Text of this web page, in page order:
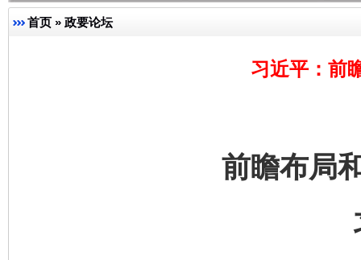
首页 » 政要论坛
习近平：前
前瞻布局